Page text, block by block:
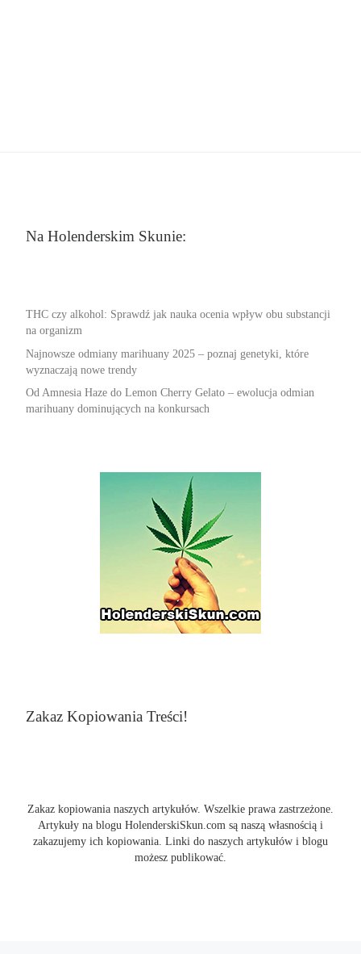
Na Holenderskim Skunie:
THC czy alkohol: Sprawdź jak nauka ocenia wpływ obu substancji
na organizm
Najnowsze odmiany marihuany 2025 – poznaj genetyki, które
wyznaczają nowe trendy
Od Amnesia Haze do Lemon Cherry Gelato – ewolucja odmian
marihuany dominujących na konkursach
Zakaz Kopiowania Treści!
Zakaz kopiowania naszych artykułów. Wszelkie prawa zastrzeżone.
Artykuły na blogu HolenderskiSkun.com są naszą własnością i
zakazujemy ich kopiowania. Linki do naszych artykułów i blogu
możesz publikować.